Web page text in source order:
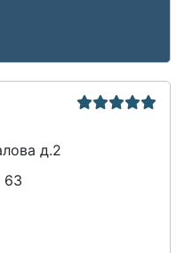
д.2
63